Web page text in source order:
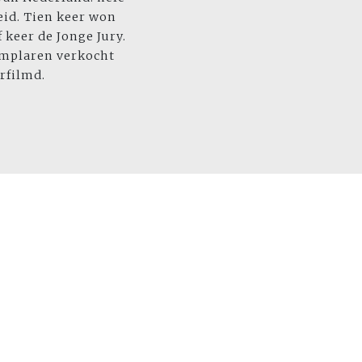
Tien keer won
de Jonge Jury.
verkocht